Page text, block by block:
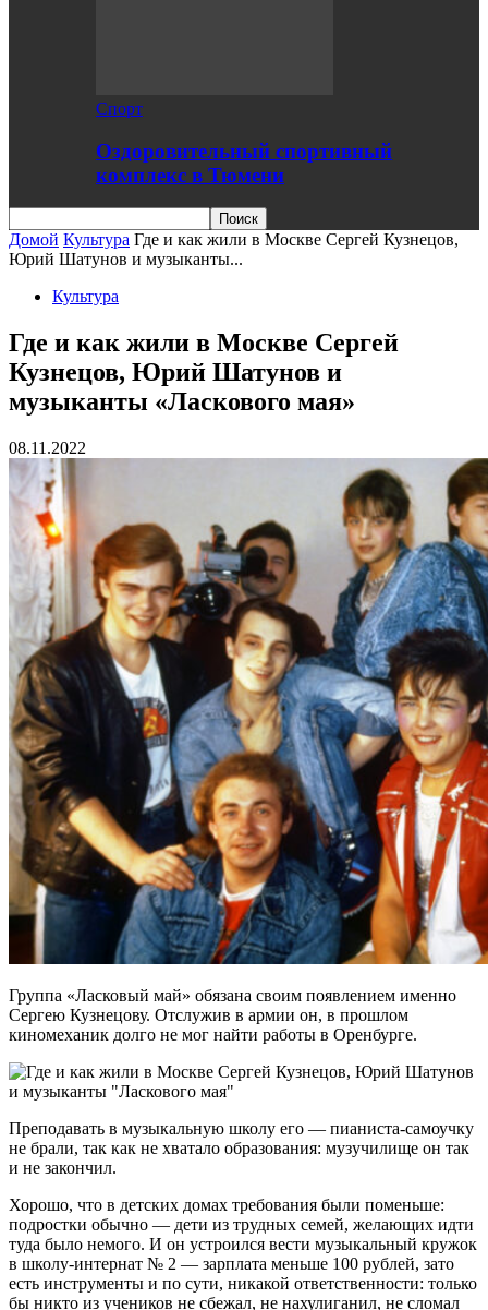
Спорт
Оздоровительный спортивный
комплекс в Тюмени
Домой Культура Где и как жили в Москве Сергей Кузнецов,
Юрий Шатунов и музыканты...
Культура
Где и как жили в Москве Сергей
Кузнецов, Юрий Шатунов и
музыканты «Ласкового мая»
08.11.2022
Группа «Ласковый май» обязана своим появлением именно
Сергею Кузнецову. Отслужив в армии он, в прошлом
киномеханик долго не мог найти работы в Оренбурге.
Преподавать в музыкальную школу его — пианиста-самоучку
не брали, так как не хватало образования: музучилище он так
и не закончил.
Хорошо, что в детских домах требования были поменьше:
подростки обычно — дети из трудных семей, желающих идти
туда было немого. И он устроился вести музыкальный кружок
в школу-интернат № 2 — зарплата меньше 100 рублей, зато
есть инструменты и по сути, никакой ответственности: только
бы никто из учеников не сбежал, не нахулиганил, не сломал